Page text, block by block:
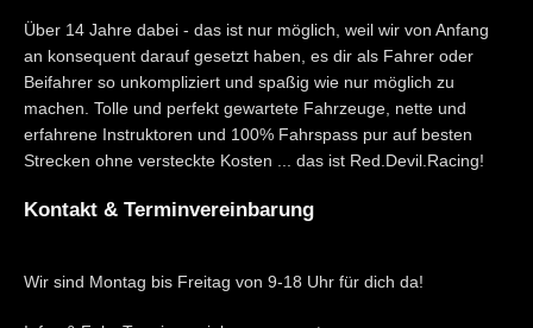
Über 14 Jahre dabei - das ist nur möglich, weil wir von Anfang
an konsequent darauf gesetzt haben, es dir als Fahrer oder
Beifahrer so unkompliziert und spaßig wie nur möglich zu
machen. Tolle und perfekt gewartete Fahrzeuge, nette und
erfahrene Instruktoren und 100% Fahrspass pur auf besten
Strecken ohne versteckte Kosten ... das ist Red.Devil.Racing!
Kontakt & Terminvereinbarung
Wir sind Montag bis Freitag von 9-18 Uhr für dich da!